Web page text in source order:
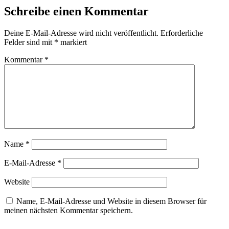
Schreibe einen Kommentar
Deine E-Mail-Adresse wird nicht veröffentlicht. Erforderliche
Felder sind mit * markiert
Kommentar *
Name *
E-Mail-Adresse *
Website
Name, E-Mail-Adresse und Website in diesem Browser für
meinen nächsten Kommentar speichern.